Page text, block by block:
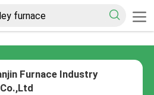
Furnace Industry